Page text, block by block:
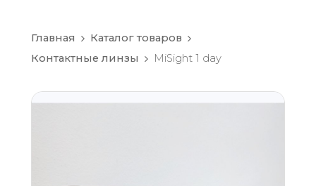
Главная
Каталог товаров
Контактные линзы
MiSight 1 day